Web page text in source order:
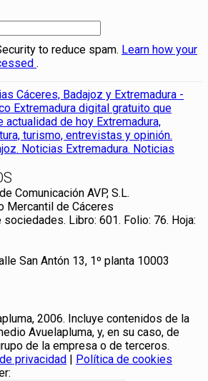
to reduce spam. Learn how your
.
Comunicación AVP, S.L.
Mercantil de Cáceres
Libro: 601. Folio: 76. Hoja:
San Antón 13, 1º planta 10003
2006. Incluye contenidos de la
Avuelapluma, y, en su caso, de
de la empresa o de terceros.
privacidad | Política de cookies